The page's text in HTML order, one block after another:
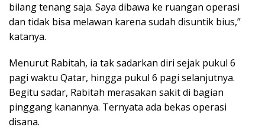
bilang tenang saja. Saya dibawa ke ruangan operasi
dan tidak bisa melawan karena sudah disuntik bius,”
katanya.
Menurut Rabitah, ia tak sadarkan diri sejak pukul 6
pagi waktu Qatar, hingga pukul 6 pagi selanjutnya.
Begitu sadar, Rabitah merasakan sakit di bagian
pinggang kanannya. Ternyata ada bekas operasi
disana.